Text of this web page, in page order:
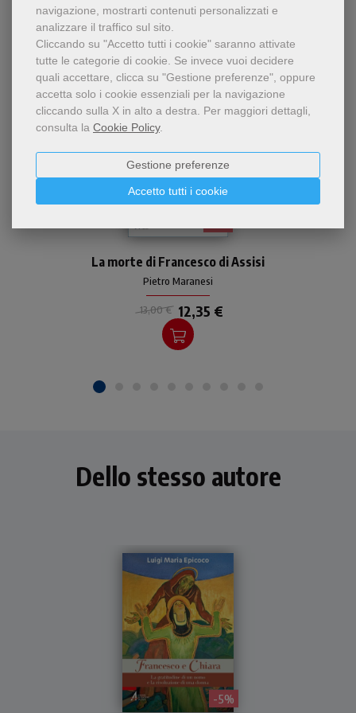
navigazione, mostrarti contenuti personalizzati e
analizzare il traffico sul sito.
Cliccando su "Accetto tutti i cookie" saranno attivate
tutte le categorie di cookie. Se invece vuoi decidere
quali accettare, clicca su "Gestione preferenze", oppure
accetta solo i cookie essenziali per la navigazione
cliccando sulla X in alto a destra. Per maggiori dettagli,
consulta la Cookie Policy.
Accetto tutti i cookie
Gestione preferenze
Pietro Maranesi, profondo
conoscitore delle fonti
storiche francescane, svela
un Francesco lontano dagli
stereotipi, un uomo fragile e
combattuto che nelle sue
notti interiori scopre la
Pietro Maranesi
La morte di Francesco di Assisi
13,00 € 12,35 €
Dello stesso autore
- 5%